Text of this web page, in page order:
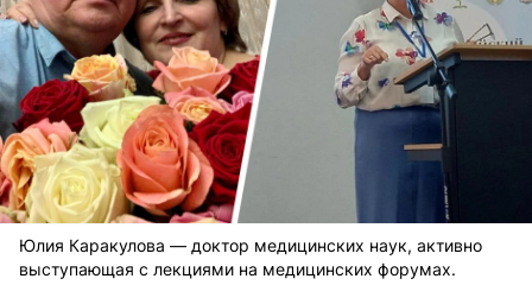
Юлия Каракулова — доктор медицинских наук, активно
выступающая с лекциями на медицинских форумах.